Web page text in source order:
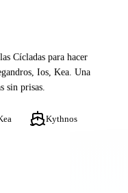
Cícladas para hacer
Ios, Kea. Una
sin prisas.
Kythnos